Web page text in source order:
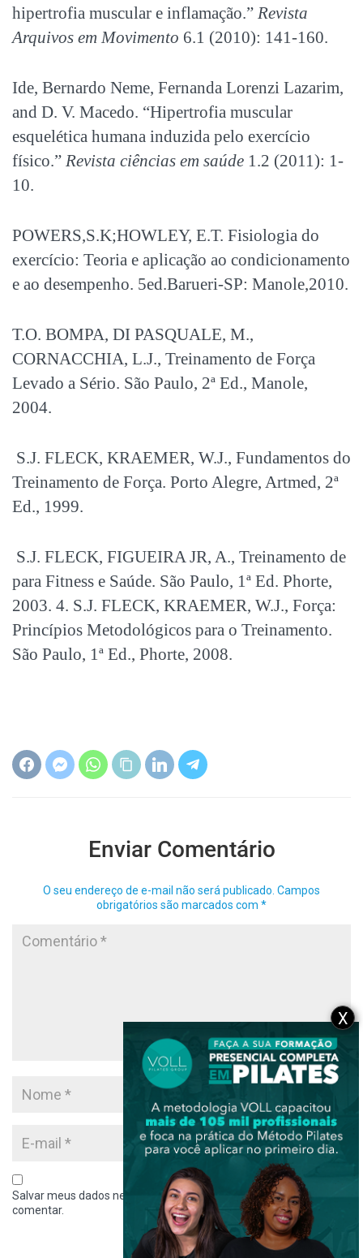
hipertrofia muscular e inflamação.” Revista
Arquivos em Movimento 6.1 (2010): 141-160.
Ide, Bernardo Neme, Fernanda Lorenzi Lazarim,
and D. V. Macedo. “Hipertrofia muscular
esquelética humana induzida pelo exercício
físico.” Revista ciências em saúde 1.2 (2011): 1-
10.
POWERS,S.K;HOWLEY, E.T. Fisiologia do
exercício: Teoria e aplicação ao condicionamento
e ao desempenho. 5ed.Barueri-SP: Manole,2010.
T.O. BOMPA, DI PASQUALE, M.,
CORNACCHIA, L.J., Treinamento de Força
Levado a Sério. São Paulo, 2ª Ed., Manole,
2004.
S.J. FLECK, KRAEMER, W.J., Fundamentos do
Treinamento de Força. Porto Alegre, Artmed, 2ª
Ed., 1999.
S.J. FLECK, FIGUEIRA JR, A., Treinamento de
para Fitness e Saúde. São Paulo, 1ª Ed. Phorte,
2003. 4. S.J. FLECK, KRAEMER, W.J., Força:
Princípios Metodológicos para o Treinamento.
São Paulo, 1ª Ed., Phorte, 2008.
Enviar Comentário
O seu endereço de e-mail não será publicado. Campos
obrigatórios são marcados com *
Salvar meus dados neste navegador para a próxima vez que eu
comentar.
X